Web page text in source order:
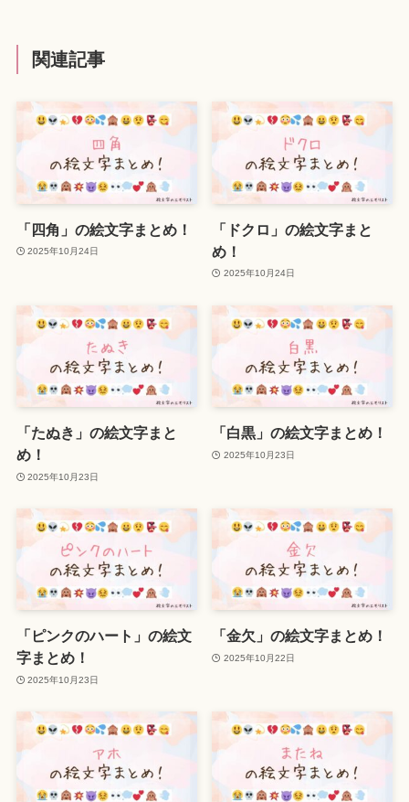
関連記事
「四角」の絵文字まとめ！
2025年10月24日
「ドクロ」の絵文字まと
め！
2025年10月24日
「たぬき」の絵文字まと
め！
2025年10月23日
「白黒」の絵文字まとめ！
2025年10月23日
「ピンクのハート」の絵文
字まとめ！
2025年10月23日
「金欠」の絵文字まとめ！
2025年10月22日